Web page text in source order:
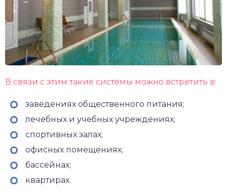
В связи с этим такие системы можно встретить в:
заведениях общественного питания;
лечебных и учебных учреждениях;
спортивных залах;
офисных помещениях;
бассейнах;
квартирах.